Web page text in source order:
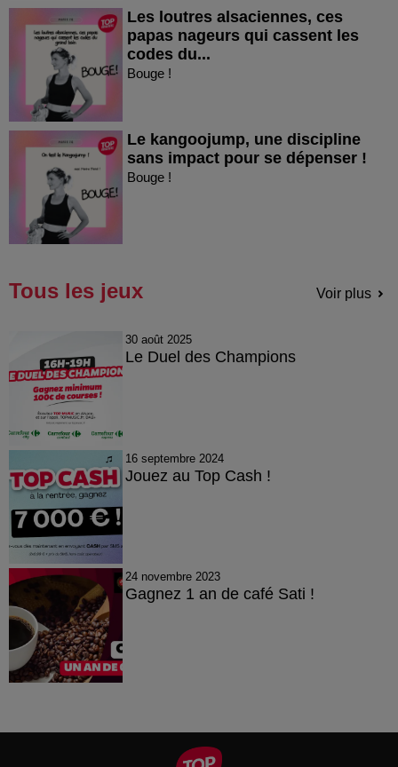
Les loutres alsaciennes, ces
papas nageurs qui cassent les
codes du...
Bouge !
Le kangoojump, une discipline
sans impact pour se dépenser !
Bouge !
Tous les jeux Voir plus
30 août 2025
Le Duel des Champions
16 septembre 2024
Jouez au Top Cash !
24 novembre 2023
Gagnez 1 an de café Sati !